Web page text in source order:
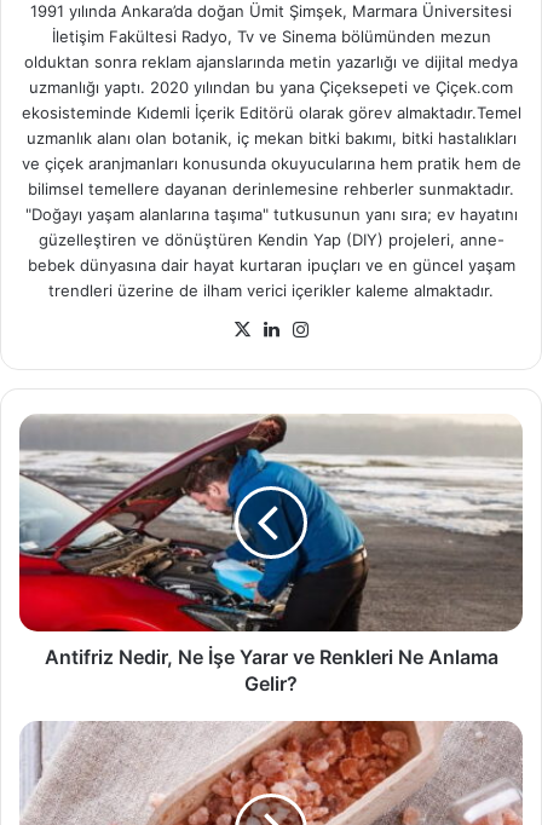
1991 yılında Ankara’da doğan Ümit Şimşek, Marmara Üniversitesi
İletişim Fakültesi Radyo, Tv ve Sinema bölümünden mezun
olduktan sonra reklam ajanslarında metin yazarlığı ve dijital medya
uzmanlığı yaptı. 2020 yılından bu yana Çiçeksepeti ve Çiçek.com
ekosisteminde Kıdemli İçerik Editörü olarak görev almaktadır.Temel
uzmanlık alanı olan botanik, iç mekan bitki bakımı, bitki hastalıkları
ve çiçek aranjmanları konusunda okuyucularına hem pratik hem de
bilimsel temellere dayanan derinlemesine rehberler sunmaktadır.
"Doğayı yaşam alanlarına taşıma" tutkusunun yanı sıra; ev hayatını
güzelleştiren ve dönüştüren Kendin Yap (DIY) projeleri, anne-
bebek dünyasına dair hayat kurtaran ipuçları ve en güncel yaşam
trendleri üzerine de ilham verici içerikler kaleme almaktadır.
X LinkedIn
Antifriz
Nedir,
Ne
İşe
Yarar
ve
Renkleri
Anlama
Gelir?Antifriz Nedir, Ne İşe Yarar ve Renkleri Ne Anlama
Gelir?
Kaya
Tuzu
Nedir,
Faydaları